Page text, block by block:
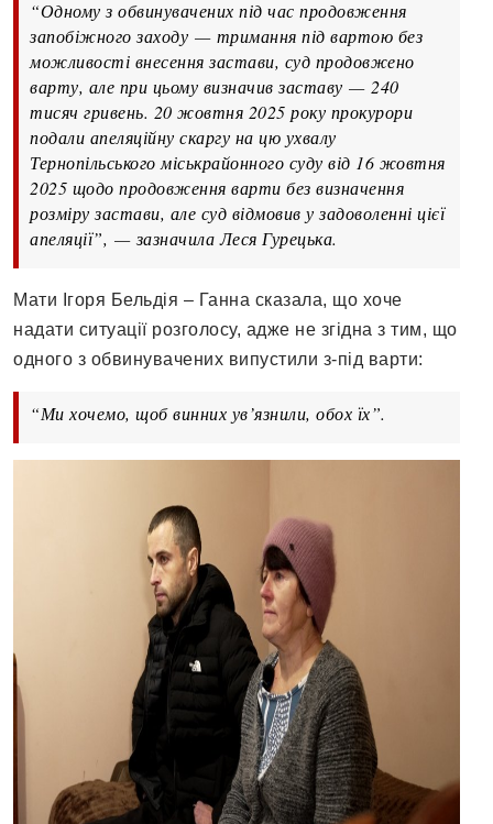
“Одному з обвинувачених під час продовження
запобіжного заходу —тримання під вартою без
можливості внесення застави, суд продовжено
варту, але при цьому визначив заставу —240
тисяч гривень. 20 жовтня 2025 року прокурори
подали апеляційну скаргу на цю ухвалу
Тернопільського міськрайонного суду від 16 жовтня
2025 щодо продовження варти без визначення
розміру застави, але суд відмовив у задоволенні цієї
апеляції”, —зазначила Леся Гурецька.
Мати Ігоря Бельдія – Ганна сказала, що хоче
надати ситуації розголосу, адже не згідна з тим, що
одного з обвинувачених випустили з-під варти:
“Ми хочемо, щоб винних ув’язнили, обох їх”.